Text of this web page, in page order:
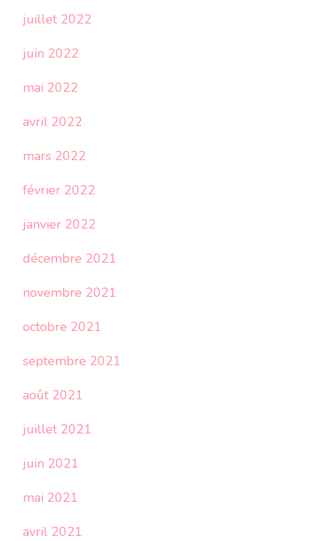
juillet 2022
juin 2022
mai 2022
avril 2022
mars 2022
février 2022
janvier 2022
décembre 2021
novembre 2021
octobre 2021
septembre 2021
août 2021
juillet 2021
juin 2021
mai 2021
avril 2021